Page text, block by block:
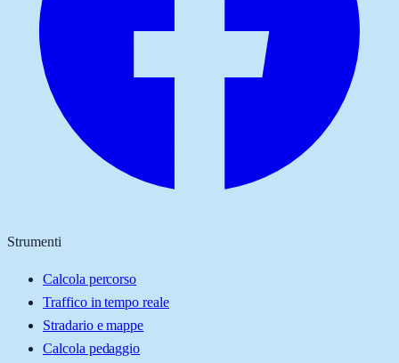
Strumenti
Calcola percorso
Traffico in tempo reale
Stradario e mappe
Calcola pedaggio